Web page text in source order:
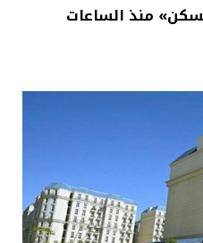
منذ الساعات